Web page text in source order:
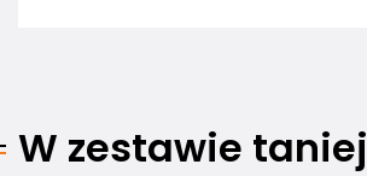
W zestawie taniej